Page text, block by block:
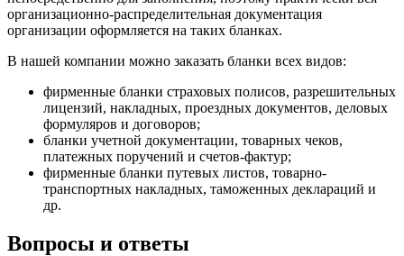
организационно-распределительная документация
организации оформляется на таких бланках.
В нашей компании можно заказать бланки всех видов:
фирменные бланки страховых полисов, разрешительных
лицензий, накладных, проездных документов, деловых
формуляров и договоров;
бланки учетной документации, товарных чеков,
платежных поручений и счетов-фактур;
фирменные бланки путевых листов, товарно-
транспортных накладных, таможенных деклараций и
др.
Вопросы и ответы